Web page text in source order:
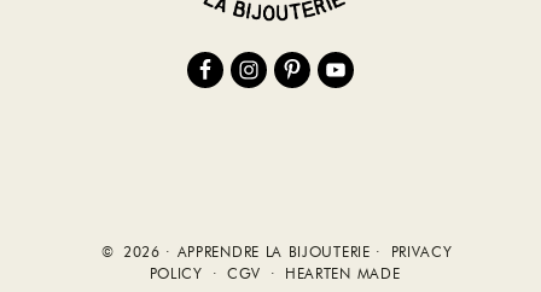
© 2026 · APPRENDRE LA BIJOUTERIE ·
PRIVACY
POLICY
· CGV · HEARTEN MADE